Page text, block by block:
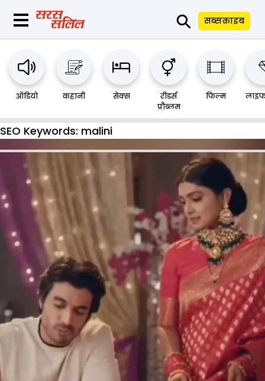
⚲ सब्सक्राइब
ऑडियो कहानी सेक्स
रीडर्स
प्रौब्लम
फिल्म
SEO Keywords: malini